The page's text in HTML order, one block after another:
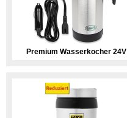
Premium Wasserkocher 24V